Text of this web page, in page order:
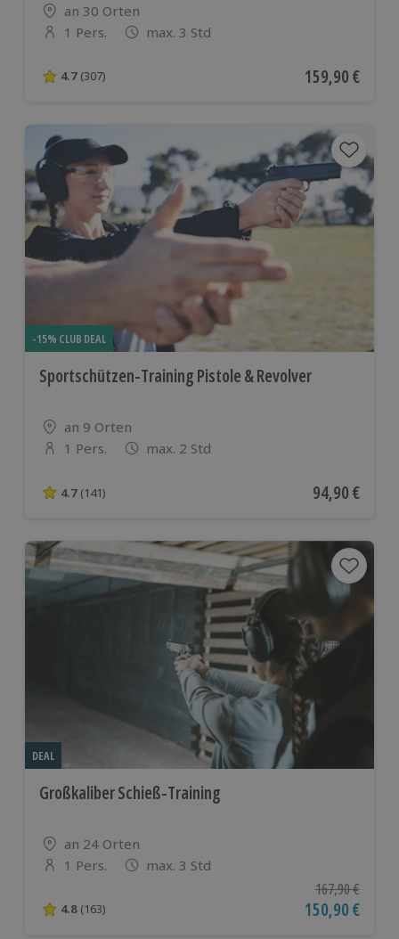
Standort
an 30 Orten
Anzahl der Teilnehmer
1 Pers. max. 3 Std
4.7 von 5 Sternen basierend auf 307 Bewertungen
4.7 (307) Aktueller Preis
159,90 €
-15% CLUB DEAL
Sportschützen-Training Pistole & Revolver
Standort
an 9 Orten
Anzahl der Teilnehmer
1 Pers. max. 2 Std
4.7 von 5 Sternen basierend auf 141 Bewertungen
4.7 (141) Aktueller
94,90 €
DEAL
Großkaliber Schieß-Training
Standort
an 24 Orten
Anzahl der Teilnehmer
1 Pers. max. 3 Std
4.8 von 5 Sternen basierend auf 163 Bewertungen
4.8 (163)
Ursprünglicher
167,90 €
Aktueller Preis
150,90 €